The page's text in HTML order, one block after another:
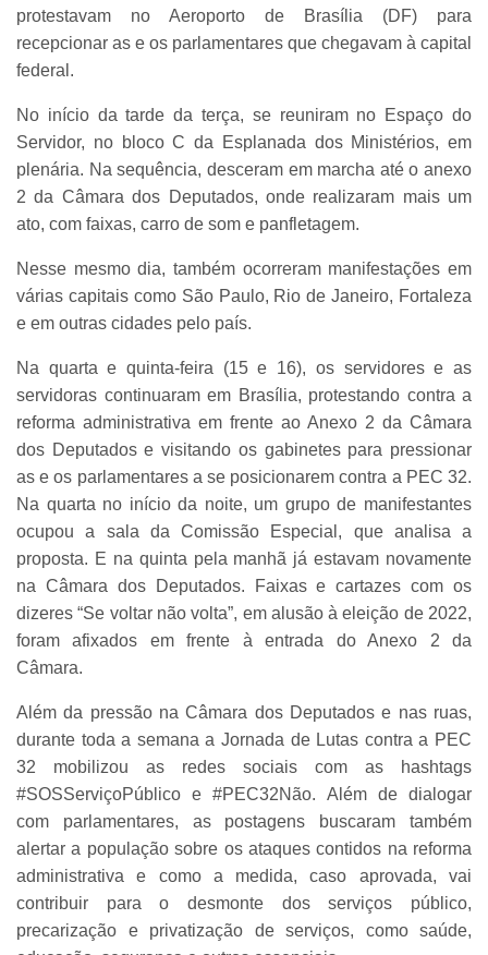
protestavam no Aeroporto de Brasília (DF) para
recepcionar as e os parlamentares que chegavam à capital
federal.
No início da tarde da terça, se reuniram no Espaço do
Servidor, no bloco C da Esplanada dos Ministérios, em
plenária. Na sequência, desceram em marcha até o anexo
2 da Câmara dos Deputados, onde realizaram mais um
ato, com faixas, carro de som e panfletagem.
Nesse mesmo dia, também ocorreram manifestações em
várias capitais como São Paulo, Rio de Janeiro, Fortaleza
e em outras cidades pelo país.
Na quarta e quinta-feira (15 e 16), os servidores e as
servidoras continuaram em Brasília, protestando contra a
reforma administrativa em frente ao Anexo 2 da Câmara
dos Deputados e visitando os gabinetes para pressionar
as e os parlamentares a se posicionarem contra a PEC 32.
Na quarta no início da noite, um grupo de manifestantes
ocupou a sala da Comissão Especial, que analisa a
proposta. E na quinta pela manhã já estavam novamente
na Câmara dos Deputados. Faixas e cartazes com os
dizeres “Se voltar não volta”, em alusão à eleição de 2022,
foram afixados em frente à entrada do Anexo 2 da
Câmara.
Além da pressão na Câmara dos Deputados e nas ruas,
durante toda a semana a Jornada de Lutas contra a PEC
32 mobilizou as redes sociais com as hashtags
#SOSServiçoPúblico e #PEC32Não. Além de dialogar
com parlamentares, as postagens buscaram também
alertar a população sobre os ataques contidos na reforma
administrativa e como a medida, caso aprovada, vai
contribuir para o desmonte dos serviços público,
precarização e privatização de serviços, como saúde,